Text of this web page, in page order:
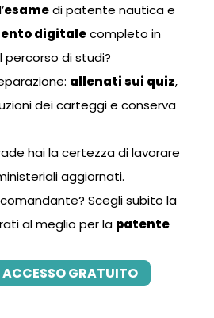
esamedi patente nautica e
digitalecompleto in
di studi?
allenati sui quiz,
dei carteggi e conserva
hai la certezza di lavorare
aggiornati.
Scegli subito la
al meglio per la patente
GRATUITO